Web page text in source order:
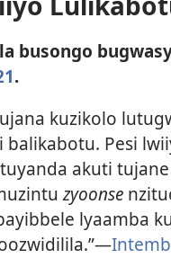
busongo
.
kuzikolo
balikabotu. Pesi
akuti
zyoonse
lyaamba